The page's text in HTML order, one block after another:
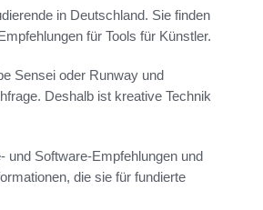
in Deutschland. Sie finden
für Tools für Künstler.
Sensei oder Runway und
Deshalb ist kreative Technik
und Software-Empfehlungen und
die sie für fundierte